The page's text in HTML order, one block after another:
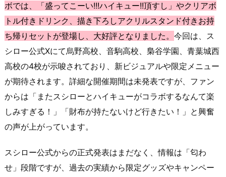
ボでは、「盛ってこーい!!!ハイキュー!!頂すし」やクリアボ
トル付きドリンク、描き下ろしアクリルスタンド付きお持
ち帰りセットが登場し、大好評となりました。 今回は、ス
シロー公式Xにて烏野高校、音駒高校、梟谷学園、青葉城西
高校の4校が示唆されており、新ビジュアルや限定メニュー
が期待されます。詳細な開催期間は未発表ですが、ファン
からは「またスシローとハイキューがコラボするなんて楽
しみすぎる！」「財布が持たないけど行きたい！」と興奮
の声が上がっています。
スシロー公式からの正式発表はまだなく、情報は「匂わ
せ」段階ですが、過去の実績から限定グッズやキャンペー